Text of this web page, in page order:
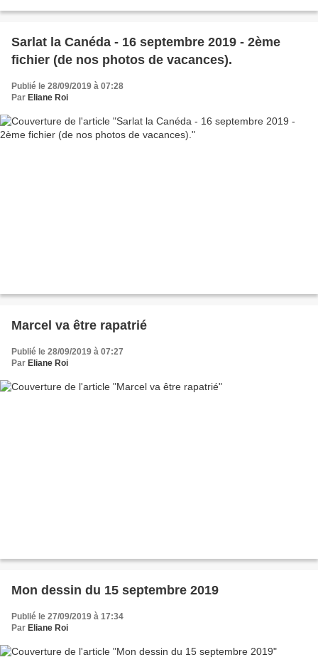
Sarlat la Canéda - 16 septembre 2019 - 2ème
fichier (de nos photos de vacances).
Publié le 28/09/2019 à 07:28
Par Eliane Roi
Marcel va être rapatrié
Publié le 28/09/2019 à 07:27
Par Eliane Roi
Mon dessin du 15 septembre 2019
Publié le 27/09/2019 à 17:34
Par Eliane Roi